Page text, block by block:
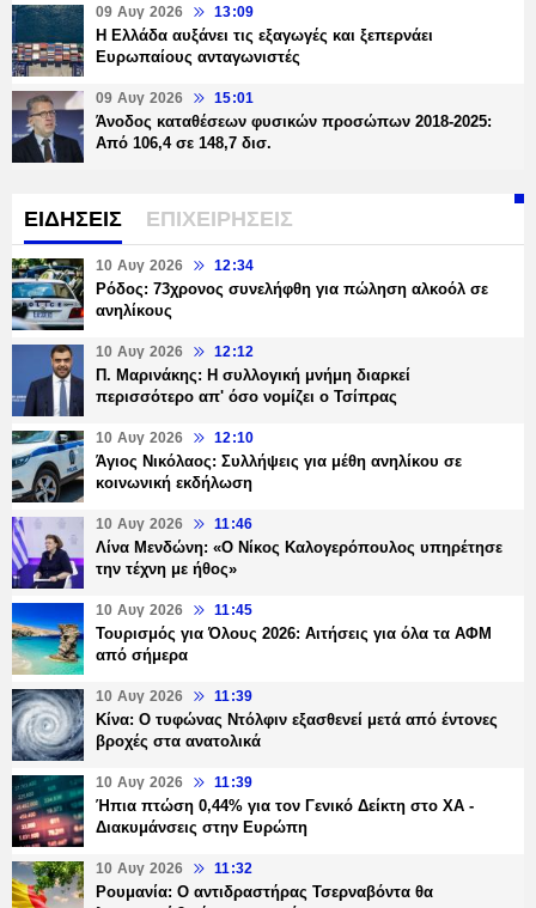
09 Αυγ 2026 13:09
Η Ελλάδα αυξάνει τις εξαγωγές και ξεπερνάει
Ευρωπαίους ανταγωνιστές
09 Αυγ 2026 15:01
Άνοδος καταθέσεων φυσικών προσώπων 2018-2025:
Από 106,4 σε 148,7 δισ.
ΕΙΔΗΣΕΙΣ ΕΠΙΧΕΙΡΗΣΕΙΣ
10 Αυγ 2026 12:34
Ρόδος: 73χρονος συνελήφθη για πώληση αλκοόλ σε
ανηλίκους
10 Αυγ 2026 12:12
Π. Μαρινάκης: Η συλλογική μνήμη διαρκεί
περισσότερο απ' όσο νομίζει ο Τσίπρας
10 Αυγ 2026 12:10
Άγιος Νικόλαος: Συλλήψεις για μέθη ανηλίκου σε
κοινωνική εκδήλωση
10 Αυγ 2026 11:46
Λίνα Μενδώνη: «Ο Νίκος Καλογερόπουλος υπηρέτησε
την τέχνη με ήθος»
10 Αυγ 2026 11:45
Τουρισμός για Όλους 2026: Αιτήσεις για όλα τα ΑΦΜ
από σήμερα
10 Αυγ 2026 11:39
Κίνα: Ο τυφώνας Ντόλφιν εξασθενεί μετά από έντονες
βροχές στα ανατολικά
10 Αυγ 2026 11:39
Ήπια πτώση 0,44% για τον Γενικό Δείκτη στο ΧΑ -
Διακυμάνσεις στην Ευρώπη
10 Αυγ 2026 11:32
Ρουμανία: Ο αντιδραστήρας Τσερναβόντα θα